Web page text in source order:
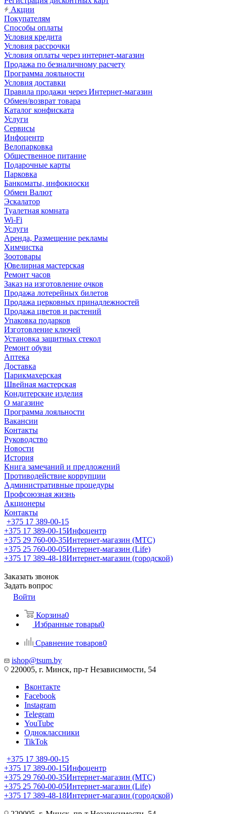
Акции
Покупателям
Способы оплаты
Условия кредита
Условия рассрочки
Условия оплаты через интернет-магазин
Продажа по безналичному расчету
Программа лояльности
Условия доставки
Правила продажи через Интернет-магазин
Обмен/возврат товара
Каталог конфиската
Услуги
Сервисы
Инфоцентр
Велопарковка
Общественное питание
Подарочные карты
Парковка
Банкоматы, инфокиоски
Обмен Валют
Эскалатор
Туалетная комната
Wi-Fi
Услуги
Аренда, Размещение рекламы
Химчистка
Зоотовары
Ювелирная мастерская
Ремонт часов
Заказ на изготовление очков
Продажа лотерейных билетов
Продажа церковных принадлежностей
Продажа цветов и растений
Упаковка подарков
Изготовление ключей
Установка защитных стекол
Ремонт обуви
Аптека
Доставка
Парикмахерская
Швейная мастерская
Кондитерские изделия
О магазине
Программа лояльности
Вакансии
Контакты
Руководство
Новости
История
Книга замечаний и предложений
Противодействие коррупции
Административные процедуры
Профсоюзная жизнь
Акционеры
Контакты
+375 17 389-00-15
+375 17 389-00-15Инфоцентр
+375 29 760-00-35Интернет-магазин (МТС)
+375 25 760-00-05Интернет-магазин (Life)
+375 17 389-48-18Интернет-магазин (городской)
Заказать звонок
Задать вопрос
Войти
Корзина0
Избранные товары0
Сравнение товаров0
ishop@tsum.by
220005, г. Минск, пр-т Независимости, 54
Вконтакте
Facebook
Instagram
Telegram
YouTube
Одноклассники
TikTok
+375 17 389-00-15
+375 17 389-00-15Инфоцентр
+375 29 760-00-35Интернет-магазин (МТС)
+375 25 760-00-05Интернет-магазин (Life)
+375 17 389-48-18Интернет-магазин (городской)